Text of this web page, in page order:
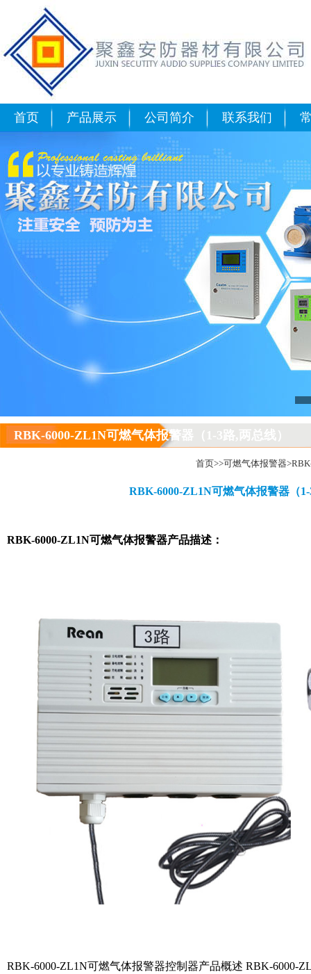
RBK-6000-ZL1N,RBK-6000-
燃气体控制器,RBK-6000-
首页 产品展示 公司简介 联系我们
RBK-6000-ZL1N可燃气体报警器（1-3路,两总线）
首页>>可燃气体报警器
RBK-6000-ZL1N可燃气体报警器（
RBK-6000-ZL1N可燃气体报警器产品描述：
RBK-6000-ZL1N可燃气体报警器控制器产品概述 RBK-6000-